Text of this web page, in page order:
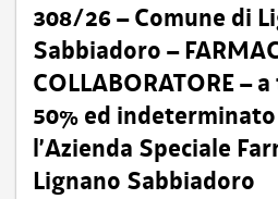
308/26 – Comune di
Sabbiadoro –
COLLABORATORE –
50% ed
l’Azienda Speciale
Lignano Sabbiadoro